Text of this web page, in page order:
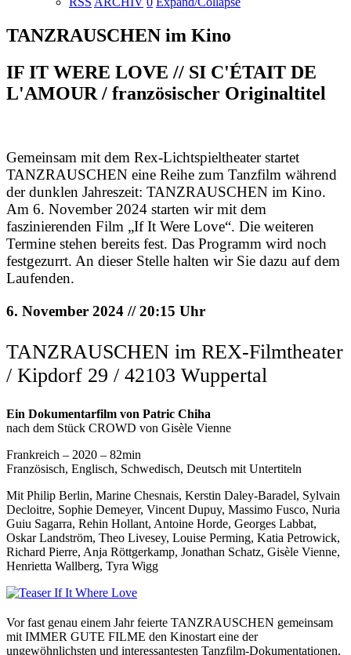
TANZRAUSCHEN im Kino
IF IT WERE LOVE // SI C'ÉTAIT DE
L'AMOUR / französischer Originaltitel
Gemeinsam mit dem Rex-Lichtspieltheater startet
TANZRAUSCHEN eine Reihe zum Tanzfilm während
der dunklen Jahreszeit: TANZRAUSCHEN im Kino.
Am 6. November 2024 starten wir mit dem
faszinierenden Film „If It Were Love“. Die weiteren
Termine stehen bereits fest. Das Programm wird noch
festgezurrt. An dieser Stelle halten wir Sie dazu auf dem
Laufenden.
6. November 2024 // 20:15 Uhr
TANZRAUSCHEN im REX-Filmtheater
/ Kipdorf 29 / 42103 Wuppertal
Ein Dokumentarfilm von Patric Chiha
nach dem Stück CROWD von Gisèle Vienne
Frankreich – 2020 – 82min
Französisch, Englisch, Schwedisch, Deutsch mit Untertiteln
Mit Philip Berlin, Marine Chesnais, Kerstin Daley-Baradel, Sylvain
Decloitre, Sophie Demeyer, Vincent Dupuy, Massimo Fusco, Nuria
Guiu Sagarra, Rehin Hollant, Antoine Horde, Georges Labbat,
Oskar Landström, Theo Livesey, Louise Perming, Katia Petrowick,
Richard Pierre, Anja Röttgerkamp, Jonathan Schatz, Gisèle Vienne,
Henrietta Wallberg, Tyra Wigg
Vor fast genau einem Jahr feierte TANZRAUSCHEN gemeinsam
mit IMMER GUTE FILME den Kinostart eine der
ungewöhnlichsten und interessantesten Tanzfilm-Dokumentationen.